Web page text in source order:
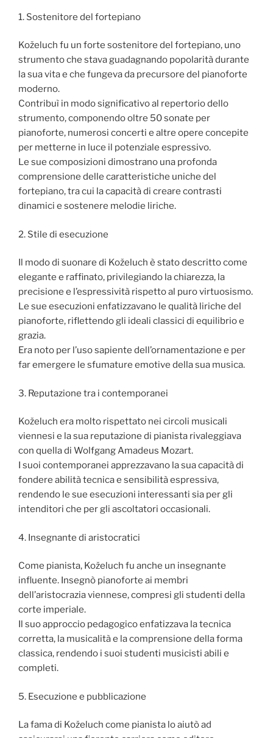
1. Sostenitore del fortepiano
Koželuch fu un forte sostenitore del fortepiano, uno
strumento che stava guadagnando popolarità durante
la sua vita e che fungeva da precursore del pianoforte
moderno.
Contribuì in modo significativo al repertorio dello
strumento, componendo oltre 50 sonate per
pianoforte, numerosi concerti e altre opere concepite
per metterne in luce il potenziale espressivo.
Le sue composizioni dimostrano una profonda
comprensione delle caratteristiche uniche del
fortepiano, tra cui la capacità di creare contrasti
dinamici e sostenere melodie liriche.
2. Stile di esecuzione
Il modo di suonare di Koželuch è stato descritto come
elegante e raffinato, privilegiando la chiarezza, la
precisione e l’espressività rispetto al puro virtuosismo.
Le sue esecuzioni enfatizzavano le qualità liriche del
pianoforte, riflettendo gli ideali classici di equilibrio e
grazia.
Era noto per l’uso sapiente dell’ornamentazione e per
far emergere le sfumature emotive della sua musica.
3. Reputazione tra i contemporanei
Koželuch era molto rispettato nei circoli musicali
viennesi e la sua reputazione di pianista rivaleggiava
con quella di Wolfgang Amadeus Mozart.
I suoi contemporanei apprezzavano la sua capacità di
fondere abilità tecnica e sensibilità espressiva,
rendendo le sue esecuzioni interessanti sia per gli
intenditori che per gli ascoltatori occasionali.
4. Insegnante di aristocratici
Come pianista, Koželuch fu anche un insegnante
influente. Insegnò pianoforte ai membri
dell’aristocrazia viennese, compresi gli studenti della
corte imperiale.
Il suo approccio pedagogico enfatizzava la tecnica
corretta, la musicalità e la comprensione della forma
classica, rendendo i suoi studenti musicisti abili e
completi.
5. Esecuzione e pubblicazione
La fama di Koželuch come pianista lo aiutò ad